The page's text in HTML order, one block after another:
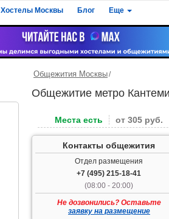
Хостелы Москвы Блог Еще
Общежития Москвы
Общежитие метро
Места есть от 305 руб.
Контакты общежития
Отдел размещения
+7 (495) 215-18-41
(08:00 - 20:00)
Не дозвонились? Оставьте
заявку на размещение